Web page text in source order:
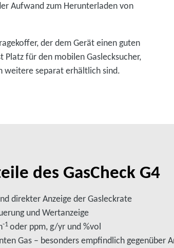
Aufwand zum Herunterladen von
der dem Gerät einen guten
für den mobilen Gaslecksucher,
weitere separat erhältlich sind.
des GasCheck G4
direkter Anzeige der Gasleckrate
und Wertanzeige
-1 oder ppm, g/yr und %vol
Gas – besonders empfindlich gegenüber